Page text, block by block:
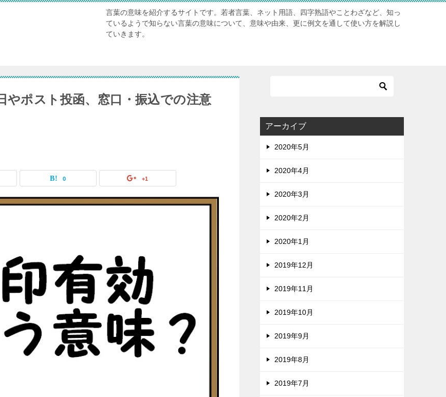
言葉の意味を紹介するサイトです。若者言葉、ネット用語、四字熟語やことわざなど、知っ
ているようで知らない言葉の意味について、意味や由来、更に例文を通して使い方を解説し
ていきます。
やポスト投函、窓口・振込での注意
0 +1
アーカイブ
2020年5月
2020年4月
2020年3月
2020年2月
2020年1月
2019年12月
2019年11月
2019年10月
2019年9月
2019年8月
2019年7月